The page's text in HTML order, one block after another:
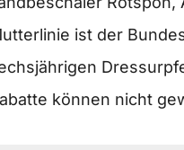
ist der
können nicht